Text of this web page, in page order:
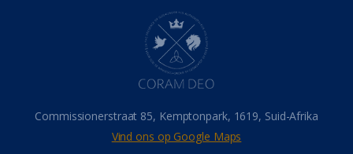
Hemel (31)
Israel (14)
Millennium(1)
Oordeelsdag(19)
Verheerlikte liggaam
Wederkoms
(27)
Gebed(87)
Commissionerstraat 85, Kemptonpark, 1619, Suid-Afrika
Vind ons op Google Maps